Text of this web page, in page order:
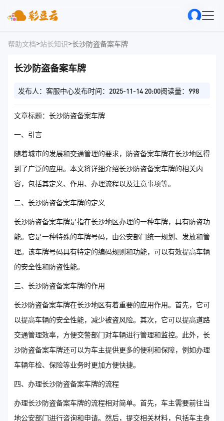
帮助文档>站长知识>长沙防盗备案车牌
长沙防盗备案车牌
发布人：客服中心发布时间：2025-11-14 20:00阅读量：998
文章标题：长沙防盗备案车牌
一、引言
随着城市的发展和交通管理的要求，防盗备案车牌在长沙地区得
到了广泛的应用。本文将详细介绍长沙防盗备案车牌的相关内
容，包括其定义、作用、办理流程以及注意事项等。
二、长沙防盗备案车牌的定义
长沙防盗备案车牌是指在长沙地区办理的一种车牌，具有防盗功
能。它是一种特殊的车牌号码，由公安部门统一规划、发放和管
理。该车牌号码具有特定的编码规则和功能，可以有效提高车辆
的安全性和防盗性能。
三、长沙防盗备案车牌的作用
长沙防盗备案车牌在长沙地区有着重要的应用作用。首先，它可
以提高车辆的安全性能，减少被盗风险。其次，它可以提高道路
交通管理效率，方便交警部门对车辆进行管理和监控。此外，长
沙防盗备案车牌还可以为车主提供更多的便利和保障，例如办理
车辆年检、保险等业务时更加方便快捷。
四、办理长沙防盗备案车牌的流程
办理长沙防盗备案车牌的流程相对简单。首先，车主需要前往当
地公安部门进行咨询和申请。然后，提交相关材料，包括车主身